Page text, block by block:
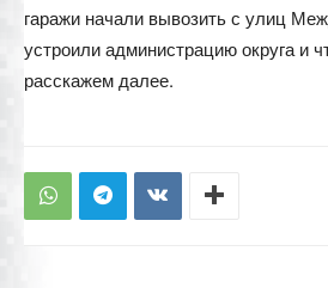
гаражи начали вывозить с улиц
устроили администрацию округа и
расскажем далее.